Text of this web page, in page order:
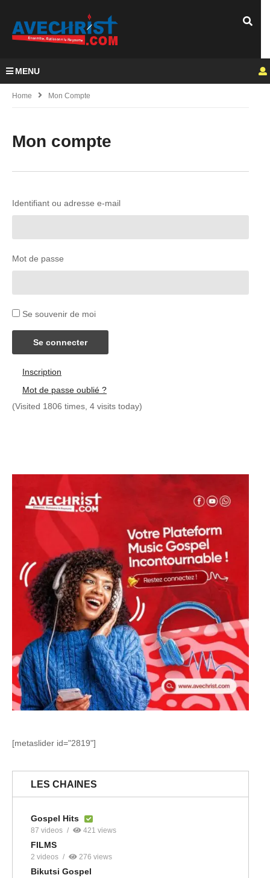
MENU
Home Mon Compte
Mon compte
Identifiant ou adresse e-mail
Mot de passe
Se souvenir de moi
Se connecter
Inscription
Mot de passe oublié ?
(Visited 1806 times, 4 visits today)
[metaslider id="2819"]
LES CHAINES
Gospel Hits
87 videos 421 views
FILMS
2 videos 276 views
Bikutsi Gospel